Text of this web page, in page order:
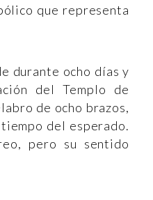
que representa
durante ocho días y
del Templo de
de ocho brazos,
del esperado.
pero su sentido